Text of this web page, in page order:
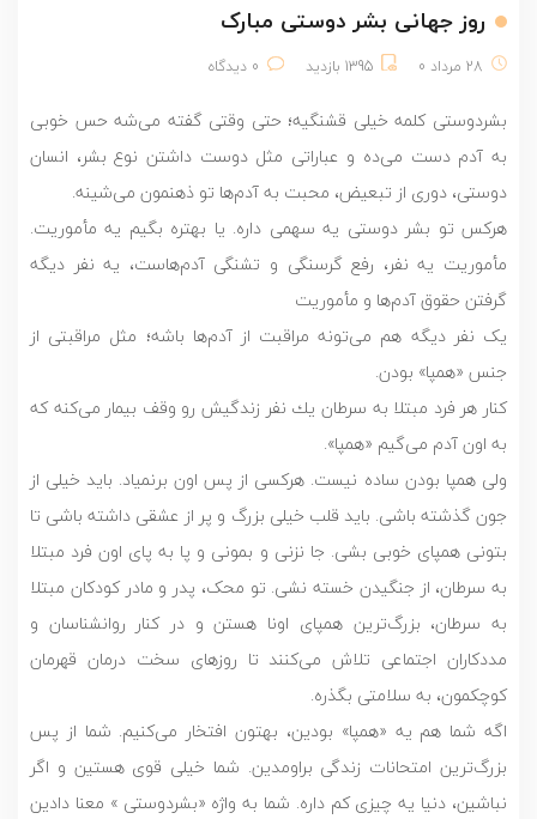
روز جهانی بشر دوستی مبارک
28 مرداد 0 1395 بازدید 0 دیدگاه
بشردوستی کلمه خیلی قشنگیه؛ حتی وقتی گفته می‌شه حس خوبی
به آدم دست می‌ده و عباراتی مثل دوست داشتن نوع بشر، انسان
دوستی، دوری از تبعیض، محبت به آدم‌ها تو ذهنمون می‌شینه.
هرکس تو بشر دوستی یه سهمی داره. یا بهتره بگیم یه مأموریت.
مأموریت یه نفر، رفع گرسنگی و تشنگی آدم‌هاست، یه نفر دیگه
گرفتن حقوق آدم‌ها و مأموریت
یک نفر دیگه هم می‌تونه مراقبت از آدم‌ها باشه؛ مثل مراقبتی از
جنس «همپا» بودن.
كنار هر فرد مبتلا به سرطان يك نفر زندگیش رو وقف بیمار می‌کنه که
به اون آدم می‌گیم «همپا».
ولی همپا بودن ساده نیست. هرکسی از پس اون برنمیاد. باید خیلی از
جون گذشته باشی. باید قلب خیلی بزرگ و پر از عشقی داشته باشی تا
بتونی همپای خوبی بشی. جا نزنی و بمونی و پا به پای اون فرد مبتلا
به سرطان، از جنگیدن خسته نشی. تو محک، پدر و مادر کودکان مبتلا
به سرطان، بزرگ‌ترین همپای اونا هستن و در کنار روانشناسان و
مددکاران اجتماعی تلاش می‌کنند تا روزهای سخت درمان قهرمان
کوچکمون، به سلامتی بگذره.
اگه شما هم یه «همپا» بودین، بهتون افتخار می‌کنیم. شما از پس
بزرگ‌ترین امتحانات زندگی براومدین. شما خیلی قوی هستین و اگر
نباشین، دنیا یه چیزی کم داره. شما به واژه «بشردوستی » معنا دادین